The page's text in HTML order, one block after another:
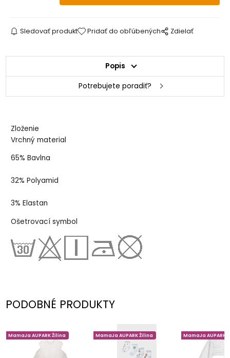
Sledovať produkt Pridať do obľúbených Zdielať
Popis
Potrebujete poradiť?
Zloženie
Vrchný material
65% Bavlna
32% Polyamid
3% Elastan
Ošetrovací symbol
PODOBNÉ PRODUKTY
MamaJa AUPARK Žilina MamaJa AUPARK Žilina MamaJa AUPARK